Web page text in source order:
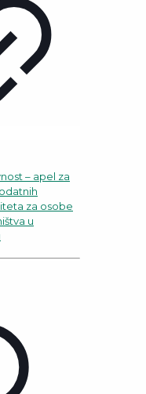
– apel za
za osobe
u